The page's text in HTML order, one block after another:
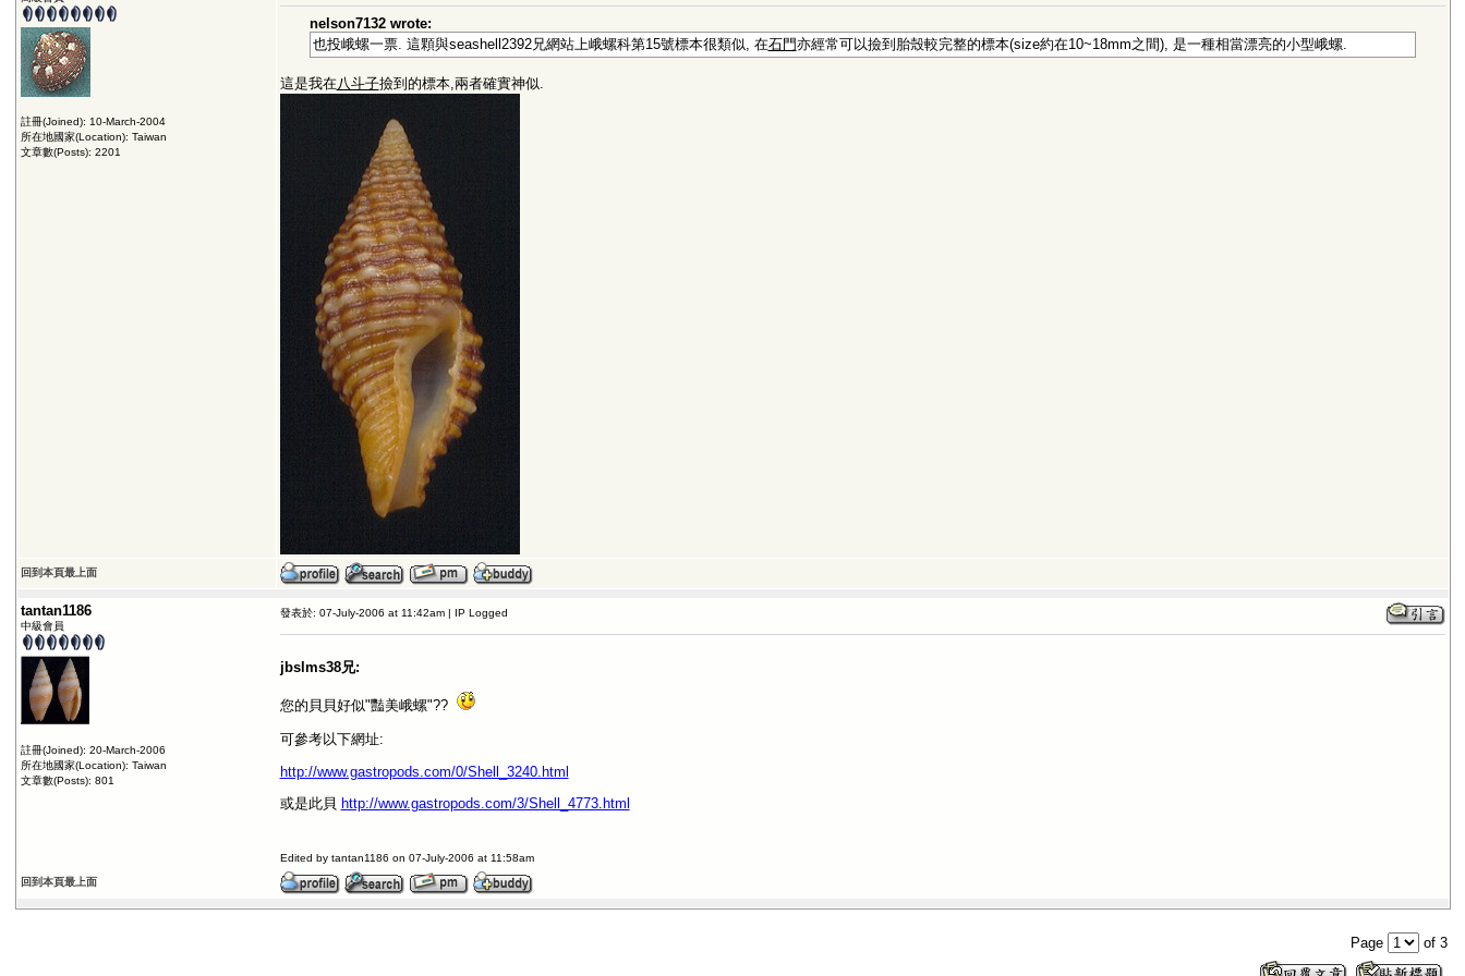
註冊(Joined): 10-March-2004
所在地國家(Location): Taiwan
文章數(Posts): 2201
nelson7132 wrote:
也投峨螺一票. 這顆與seashell2392兄網站上峨螺科第15號標本很類似, 在石門亦經常可以撿到胎殼較完整的標本(size約在10~18mm之間), 是一種相當漂亮的小型峨螺.
這是我在八斗子撿到的標本,兩者確實神似.
回到本頁最上面
tantan1186
中級會員
註冊(Joined): 20-March-2006
所在地國家(Location): Taiwan
文章數(Posts): 801
發表於: 07-July-2006 at 11:42am | IP Logged
jbslms38兄:
您的貝貝好似"豔美峨螺"??
可參考以下網址:
http://www.gastropods.com/0/Shell_3240.html
或是此貝 http://www.gastropods.com/3/Shell_4773.html
Edited by tantan1186 on 07-July-2006 at 11:58am
回到本頁最上面
Page of 3